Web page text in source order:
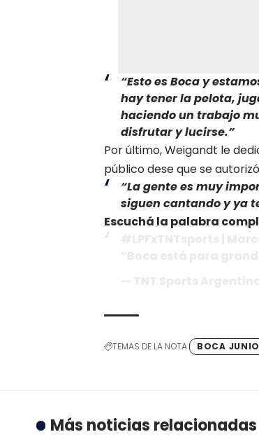
“Esto es Boca y
hay tener la pelota,
haciendo un trabajo
disfrutar y lucirse.”
Por último, Weigandt le
público dese que se
“La gente es muy
siguen cantando y ya
Escuchá la palabra
TEMAS DE LA NOTA BOCA
Más noticias relacionadas